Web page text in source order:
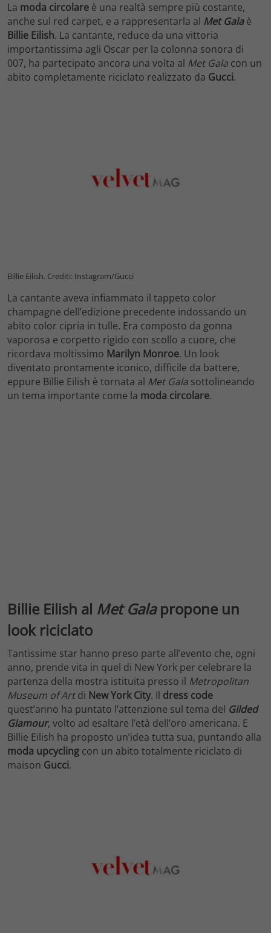
La moda circolare è una realtà sempre più costante,
anche sul red carpet, e a rappresentarla al Met Galaè
Billie Eilish. La cantante, reduce da una vittoria
importantissima agli Oscar per la colonna sonora di
007, ha partecipato ancora una volta al Met Gala con un
abito completamente riciclato realizzato da Gucci.
Billie Eilish. Crediti: Instagram/Gucci
La cantante aveva infiammato il tappeto color
champagne dell’edizione precedente indossando un
abito color cipria in tulle. Era composto da gonna
vaporosa e corpetto rigido con scollo a cuore, che
ricordava moltissimo Marilyn Monroe. Un look
diventato prontamente iconico, difficile da battere,
eppure Billie Eilish è tornata al Met Gala sottolineando
un tema importante come la moda circolare.
Billie Eilish al Met Galapropone un
look riciclato
Tantissime star hanno preso parte all’evento che, ogni
anno, prende vita in quel di New York per celebrare la
partenza della mostra istituita presso il Metropolitan
Museum of Artdi New York City. Il dress code
quest’anno ha puntato l’attenzione sul tema del Gilded
Glamour, volto ad esaltare l’età dell’oro americana. E
Billie Eilish ha proposto un’idea tutta sua, puntando alla
moda upcycling con un abito totalmente riciclato di
maison Gucci.